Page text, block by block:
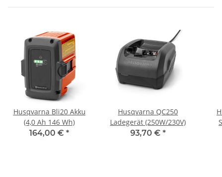
Husqvarna Bli20 Akku
(4,0 Ah 146 Wh)
164,00 € *
Husqvarna QC250
Ladegerät (250W/230V)
93,70 € *